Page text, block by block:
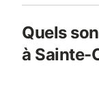
Quels
à Sainte-